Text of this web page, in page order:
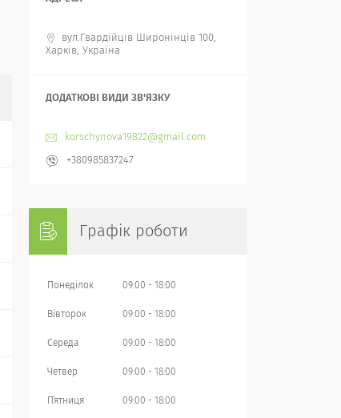
вул.Гвардійців Широнінців 100,
Харків, Україна
korschynova19822@gmail.com
+380985837247
Графік роботи
Понеділок 09:00 18:00
Вівторок 09:00 18:00
Середа 09:00 18:00
Четвер 09:00 18:00
Пʼятниця 09:00 18:00